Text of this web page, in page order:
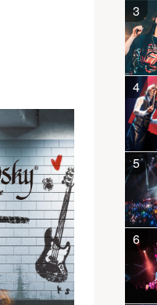
3
4
5
6